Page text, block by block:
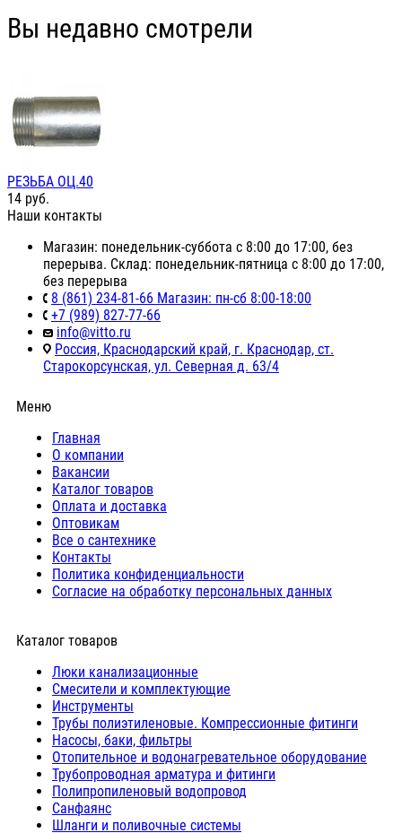
Вы недавно смотрели
РЕЗЬБА ОЦ.40
14 руб.
Наши контакты
Магазин: понедельник-суббота с 8:00 до 17:00, без
перерыва. Склад: понедельник-пятница с 8:00 до 17:00,
без перерыва
8 (861) 234-81-66 Магазин: пн-сб 8:00-18:00
+7 (989) 827-77-66
info@vitto.ru
Россия, Краснодарский край, г. Краснодар, ст.
Старокорсунская, ул. Северная д. 63/4
Меню
Главная
О компании
Вакансии
Каталог товаров
Оплата и доставка
Оптовикам
Все о сантехнике
Контакты
Политика конфиденциальности
Согласие на обработку персональных данных
Каталог товаров
Люки канализационные
Cмесители и комплектующие
Инструменты
Трубы полиэтиленовые. Компрессионные фитинги
Насосы, баки, фильтры
Отопительное и водонагревательное оборудование
Трубопроводная арматура и фитинги
Полипропиленовый водопровод
Санфаянс
Шланги и поливочные системы